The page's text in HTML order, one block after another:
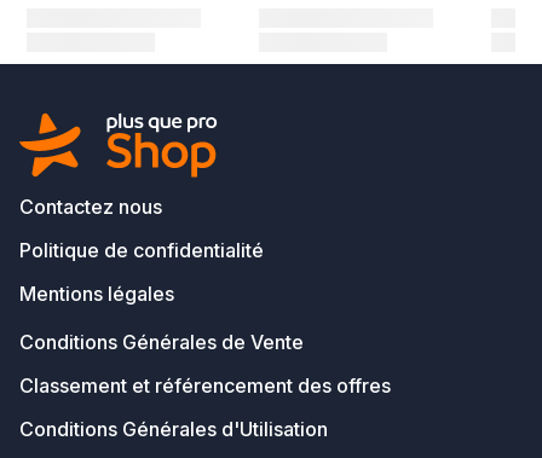
Contactez nous
Politique de confidentialité
Mentions légales
Conditions Générales de Vente
Classement et référencement des offres
Conditions Générales d'Utilisation